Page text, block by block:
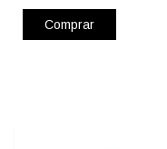
Comprar